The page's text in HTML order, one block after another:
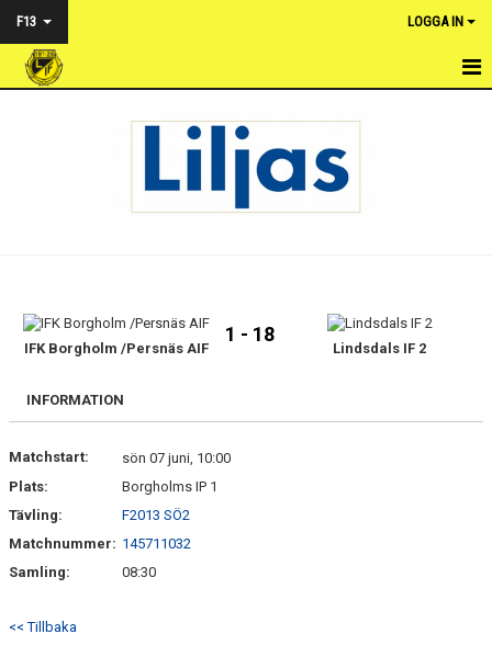
F13 LOGGA IN
DOKUMENT
KONTAKT
IFK Borgholm /Persnäs AIF
1 - 18
Lindsdals IF 2
INFORMATION
Matchstart:
sön 07 juni, 10:00
Plats:
Borgholms IP 1
Tävling:
F2013 SÖ2
Matchnummer: 145711032
Samling:
08:30
<< Tillbaka